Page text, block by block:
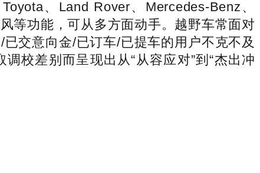
、Land Rover、Mercedes-Benz、
等功能，可从多方面动手。越野车常面对
交意向金/已订车/已提车的用户不克不及
校差别而呈现出从“从容应对”到“杰出冲